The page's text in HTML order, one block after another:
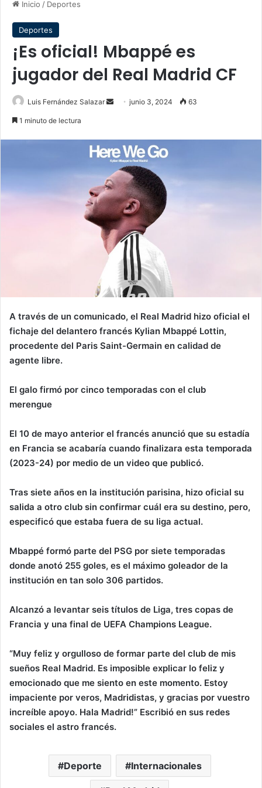
Inicio / Deportes
Deportes
¡Es oficial! Mbappé es
jugador del Real Madrid CF
Luis Fernández Salazar
Sendjunio 3, 2024 63
1 minuto de lectura
A través de un comunicado, el Real Madrid hizo oficial el
fichaje del delantero francés Kylian Mbappé Lottin,
procedente del Paris Saint-Germain en calidad de
agente libre.
El galo firmó por cinco temporadas con el club
merengue
El 10 de mayo anterior el francés anunció que su estadía
en Francia se acabaría cuando finalizara esta temporada
(2023-24) por medio de un video que publicó.
Tras siete años en la institución parisina, hizo oficial su
salida a otro club sin confirmar cuál era su destino, pero,
especificó que estaba fuera de su liga actual.
Mbappé formó parte del PSG por siete temporadas
donde anotó 255 goles, es el máximo goleador de la
institución en tan solo 306 partidos.
Alcanzó a levantar seis títulos de Liga, tres copas de
Francia y una final de UEFA Champions League.
“Muy feliz y orgulloso de formar parte del club de mis
sueños Real Madrid. Es imposible explicar lo feliz y
emocionado que me siento en este momento. Estoy
impaciente por veros, Madridistas, y gracias por vuestro
increíble apoyo. Hala Madrid!” Escribió en sus redes
sociales el astro francés.
Deporte Internacionales